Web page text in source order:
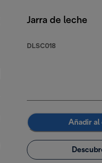
Jarra de leche
DLSC018
Añadir al